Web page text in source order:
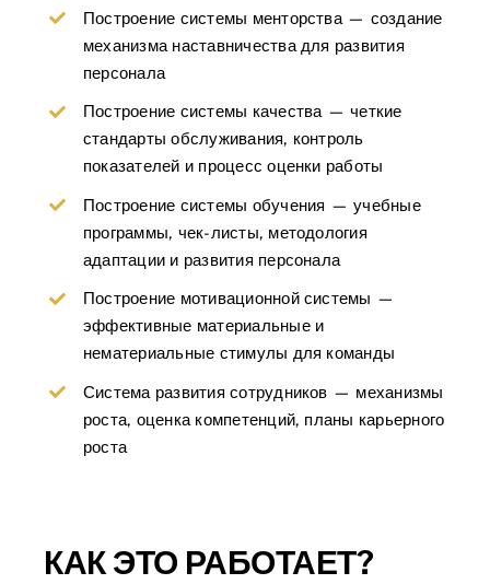
Построение системы менторства — создание
механизма наставничества для развития
персонала
Построение системы качества — четкие
стандарты обслуживания, контроль
показателей и процесс оценки работы
Построение системы обучения — учебные
программы, чек-листы, методология
адаптации и развития персонала
Построение мотивационной системы —
эффективные материальные и
нематериальные стимулы для команды
Система развития сотрудников — механизмы
роста, оценка компетенций, планы карьерного
роста
КАК ЭТО РАБОТАЕТ?